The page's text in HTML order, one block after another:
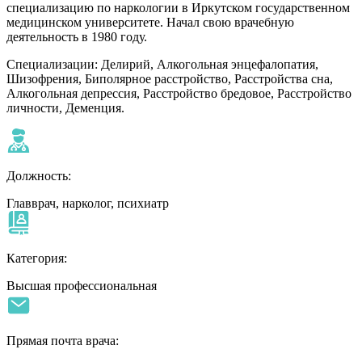
специализацию по наркологии в Иркутском государственном
медицинском университете. Начал свою врачебную
деятельность в 1980 году.
Специализации: Делирий, Алкогольная энцефалопатия,
Шизофрения, Биполярное расстройство, Расстройства сна,
Алкогольная депрессия, Расстройство бредовое, Расстройство
личности, Деменция.
Должность:
Главврач, нарколог, психиатр
Категория:
Высшая профессиональная
Прямая почта врача: